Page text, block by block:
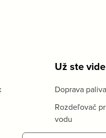
Už ste
Doprava
Rozdeľovač
vodu